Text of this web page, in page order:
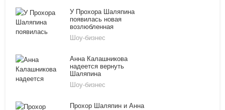
У Прохора Шаляпина
появилась новая
возлюбленная
Шоу-бизнес
Анна Калашникова
надеется вернуть
Шаляпина
Шоу-бизнес
Прохор Шаляпин и Анна